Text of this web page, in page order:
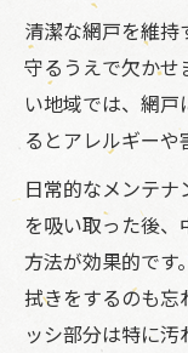
清潔な網戸を維
守るうえで欠かせ
い地域では、網
るとアレルギーや
日常的なメンテ
を吸い取った後
方法が効果的で
拭きをするのも忘
ッシ部分は特に